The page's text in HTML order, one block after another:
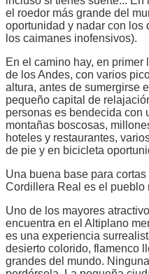
el roedor más grande del
oportunidad y nadar con los
los caimanes inofensivos).
En el camino hay, en primer
de los Andes, con varios
altura, antes de sumergirse
pequeño capital de
personas es bendecida con
montañas boscosas,
hoteles y restaurantes,
de pie y en bicicleta
Una buena base para
Cordillera Real es el pueblo
Uno de los mayores
encuentra en el Altiplano
es una experiencia
desierto colorido, flamenco
grandes del mundo.